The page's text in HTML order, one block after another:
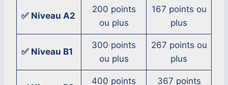
✅ Niveau A2
200 points
ou plus
167 points ou
plus
✅ Niveau B1
300 points
ou plus
267 points ou
plus
400 points
367 points